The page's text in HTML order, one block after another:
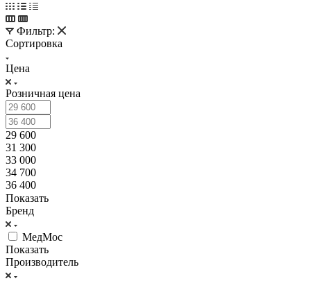
Фильтр:
Сортировка
Цена
Розничная цена
29 600
31 300
33 000
34 700
36 400
Показать
Бренд
МедМос
Показать
Производитель